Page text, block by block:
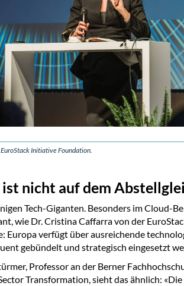
Initiative Foundation.
ist nicht auf dem
Tech-Giganten. Besonders im Cloud-
wie Dr. Cristina Caffarra von der
Europa verfügt über ausreichende
gebündelt und strategisch eingesetzt
Professor an der Berner
Transformation, sieht das ähnlich: